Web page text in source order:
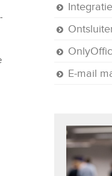
Integratie
E-mail